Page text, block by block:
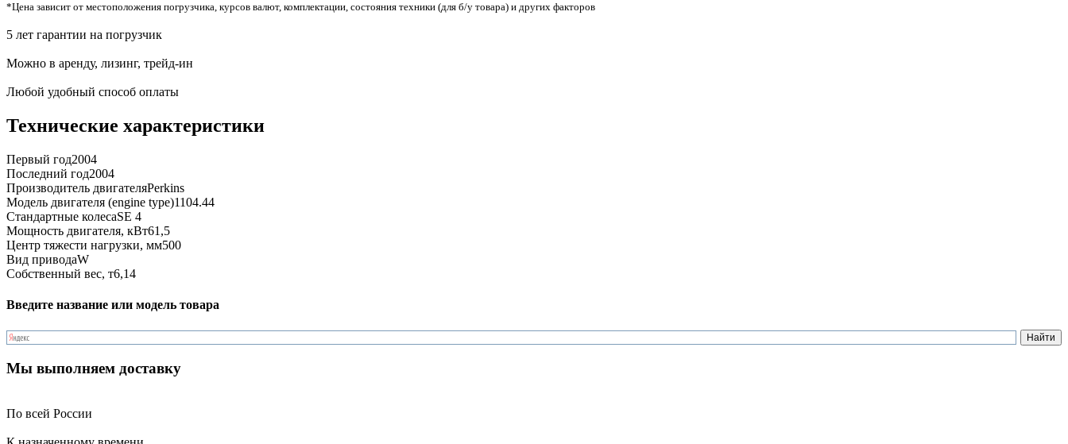
*Цена зависит от местоположения погрузчика, курсов валют, комплектации, состояния техники (для б/у товара) и других факторов
5 лет гарантии на погрузчик
Можно в аренду, лизинг, трейд-ин
Любой удобный способ оплаты
Технические характеристики
Первый год2004
Последний год2004
Производитель двигателяPerkins
Модель двигателя (engine type)1104.44
Стандартные колесаSE 4
Мощность двигателя, кВт61,5
Центр тяжести нагрузки, мм500
Вид приводаW
Собственный вес, т6,14
Введите название или модель товара
Мы выполняем доставку
По всей России